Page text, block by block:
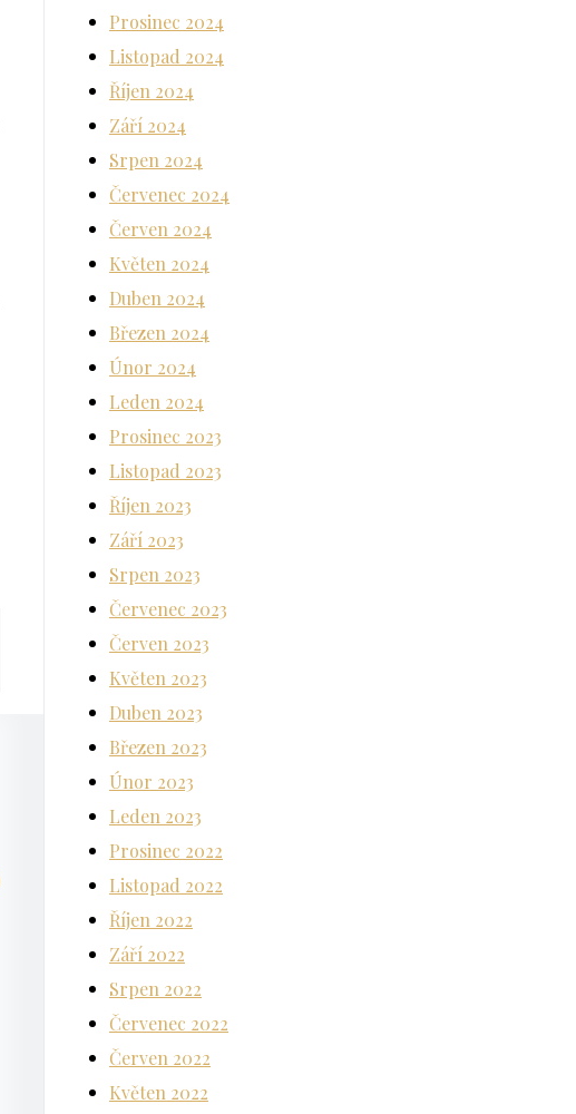
Prosinec 2024
Listopad 2024
Říjen 2024
Září 2024
Srpen 2024
Červenec 2024
Červen 2024
Květen 2024
Duben 2024
Březen 2024
Únor 2024
Leden 2024
Prosinec 2023
Listopad 2023
Říjen 2023
Září 2023
Srpen 2023
Červenec 2023
Červen 2023
Květen 2023
Duben 2023
Březen 2023
Únor 2023
Leden 2023
Prosinec 2022
Listopad 2022
Říjen 2022
Září 2022
Srpen 2022
Červenec 2022
Červen 2022
Květen 2022